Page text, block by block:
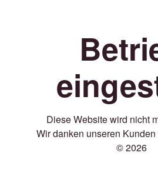
Diese Website wird nicht
Wir danken unseren Kunden
© 2026